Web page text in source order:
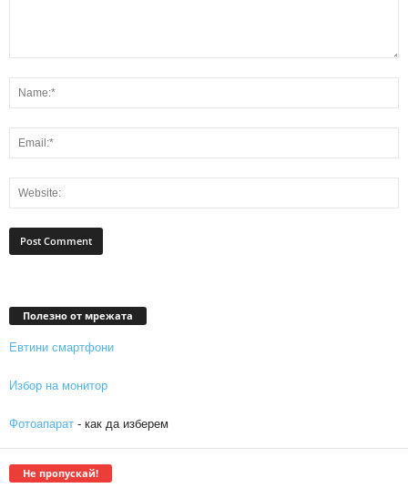
Полезно от мрежата
Евтини смартфони
Избор на монитор
Фотоапарат - как да изберем
Не пропускай!